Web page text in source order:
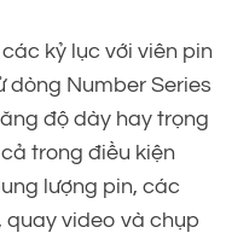
kỷ lục với viên pin
dòng Number Series
độ dày hay trọng
trong điều kiện
lượng pin, các
quay video và chụp